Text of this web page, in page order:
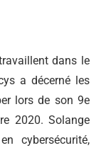
dans le
a décerné les
lors de son 9e
2020. Solange
cybersécurité,